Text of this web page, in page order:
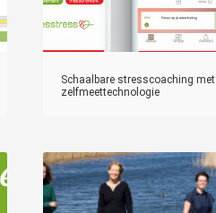
Schaalbare stresscoaching met
zelfmeettechnologie